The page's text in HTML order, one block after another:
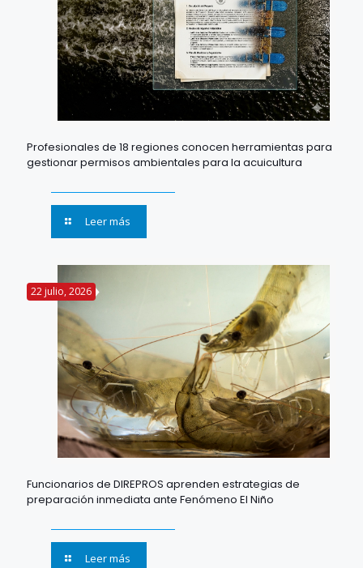
Profesionales de 18 regiones conocen herramientas para
gestionar permisos ambientales para la acuicultura
Leer más
22 julio, 2026
Funcionarios de DIREPROS aprenden estrategias de
preparación inmediata ante Fenómeno El Niño
Leer más